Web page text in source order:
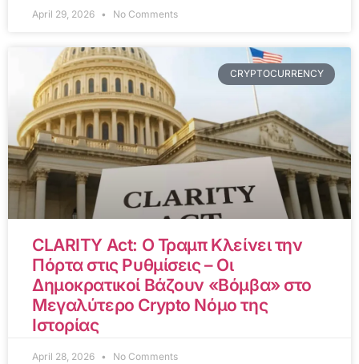
April 29, 2026 No Comments
CRYPTOCURRENCY
CLARITY Act: Ο Τραμπ Κλείνει την
Πόρτα στις Ρυθμίσεις – Οι
Δημοκρατικοί Βάζουν «Βόμβα» στο
Μεγαλύτερο Crypto Νόμο της
Ιστορίας
April 28, 2026 No Comments